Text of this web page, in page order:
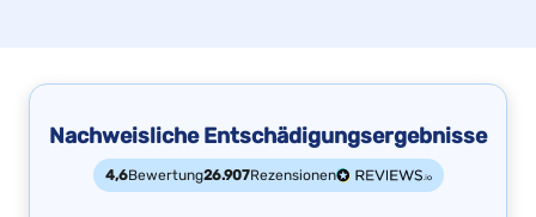
Nachweisliche Entschädigungsergebnisse
4,6Bewertung26.907Rezensionen